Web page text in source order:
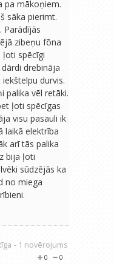
pa mākoņiem.
sāka pierimt.
Parādījās
zibeņu fōna
ļoti spēcīgi
drebināja
durvis.
palika vēl retāki.
ļoti spēcīgas
visu pasauli ik
laikā elektrība
arī tās palika
bija ļoti
sūdzējās ka
no miega
- 1 novērojums
0
0